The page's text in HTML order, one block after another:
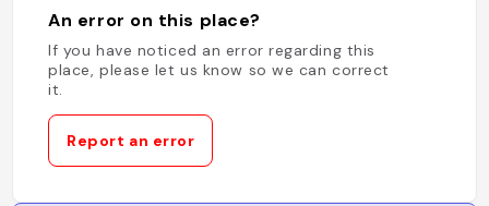
An error on this place?
If you have noticed an error regarding this
place, please let us know so we can correct
it.
Report an error